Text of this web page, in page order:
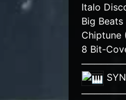
Italo
Big Beats
Chiptune
8 Bit-